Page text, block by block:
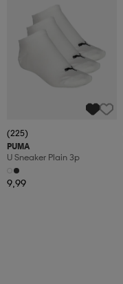
(225)
PUMA
U Sneaker Plain 3p
9,99